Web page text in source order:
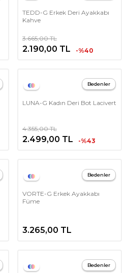
TEDD-G Erkek Deri Ayakkabı
Kahve
3.665,00TL
2.190,00 TL -%40
Bedenler
LUNA-G Kadın Deri Bot Lacivert
4.355,00TL
2.499,00 TL -%43
Bedenler
VORTE-G Erkek Ayakkabı
Füme
3.265,00 TL
Bedenler